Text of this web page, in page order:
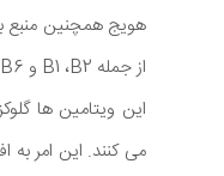
از جمله B1 ،B2 و B6 باشد.
این ویتامین ها
می کنند. این امر